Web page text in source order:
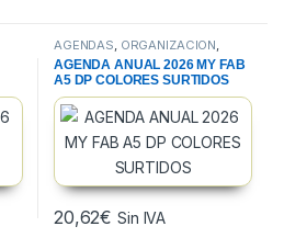
AGENDAS ORGANIZACION
PAPELERIA
AGENDA ANUAL 2026 MY FAB
A5 DP COLORES SURTIDOS
20,62€ Sin IVA